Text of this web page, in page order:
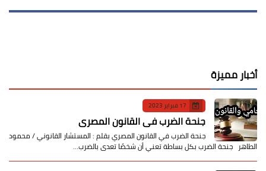
أخبار مميزة
17 فبراير 2023
جنحة الضرب في القانون المصري
جنحة الضرب في القانون المصري بقلم : المستشار القانوني / محمود
الطاهر جنحة الضرب بكل بساطة تعني أن شخصًا تعدى بالضرب…